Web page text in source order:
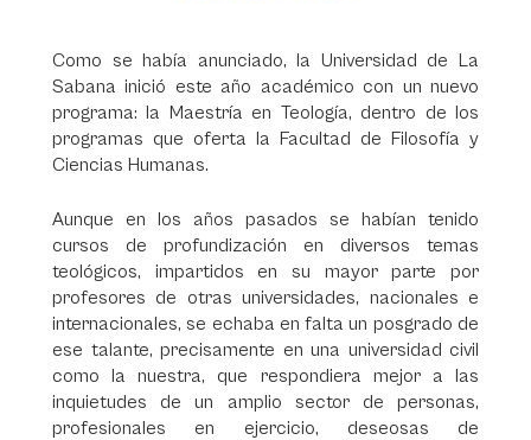
Como se había anunciado, la Universidad de La
Sabana inició este año académico con un nuevo
programa: la Maestría en Teología, dentro de los
programas que oferta la Facultad de Filosofía y
Ciencias Humanas.
Aunque en los años pasados se habían tenido
cursos de profundización en diversos temas
teológicos, impartidos en su mayor parte por
profesores de otras universidades, nacionales e
internacionales, se echaba en falta un posgrado de
ese talante, precisamente en una universidad civil
como la nuestra, que respondiera mejor a las
inquietudes de un amplio sector de personas,
profesionales en ejercicio, deseosas de